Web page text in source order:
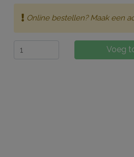
Online bestellen? Maak een
Voeg